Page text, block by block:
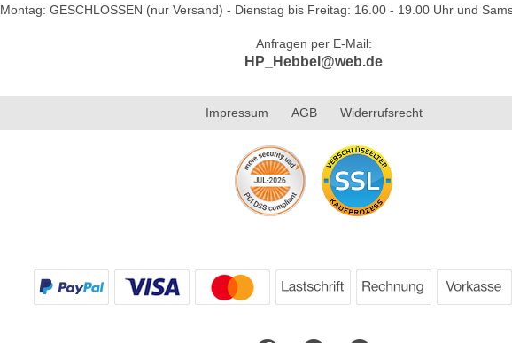
Montag: GESCHLOSSEN (nur Versand) - Dienstag bis Freitag: 16.00 - 19.00 Uhr und
Anfragen per E-Mail:
HP_Hebbel@web.de
Impressum AGB Widerrufsrecht